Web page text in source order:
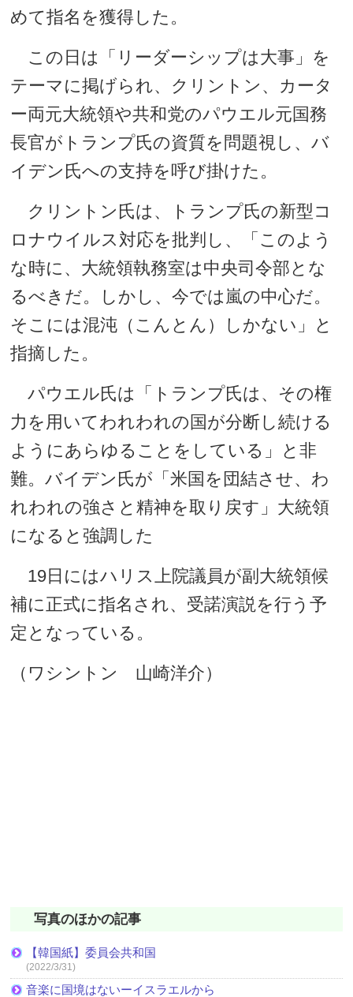
めて指名を獲得した。
この日は「リーダーシップは大事」を
テーマに掲げられ、クリントン、カータ
ー両元大統領や共和党のパウエル元国務
長官がトランプ氏の資質を問題視し、バ
イデン氏への支持を呼び掛けた。
クリントン氏は、トランプ氏の新型コ
ロナウイルス対応を批判し、「このよう
な時に、大統領執務室は中央司令部とな
るべきだ。しかし、今では嵐の中心だ。
そこには混沌（こんとん）しかない」と
指摘した。
パウエル氏は「トランプ氏は、その権
力を用いてわれわれの国が分断し続ける
ようにあらゆることをしている」と非
難。バイデン氏が「米国を団結させ、わ
れわれの強さと精神を取り戻す」大統領
になると強調した
19日にはハリス上院議員が副大統領候
補に正式に指名され、受諾演説を行う予
定となっている。
（ワシントン 山崎洋介）
写真のほかの記事
【韓国紙】委員会共和国
(2022/3/31)
音楽に国境はないーイスラエルから